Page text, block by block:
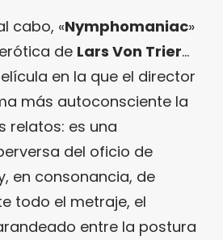
cabo, «Nymphomaniac»
de Lars Von Trier…
en la que el director
más autoconsciente la
relatos: es una
del oficio de
en consonancia, de
todo el metraje, el
entre la postura